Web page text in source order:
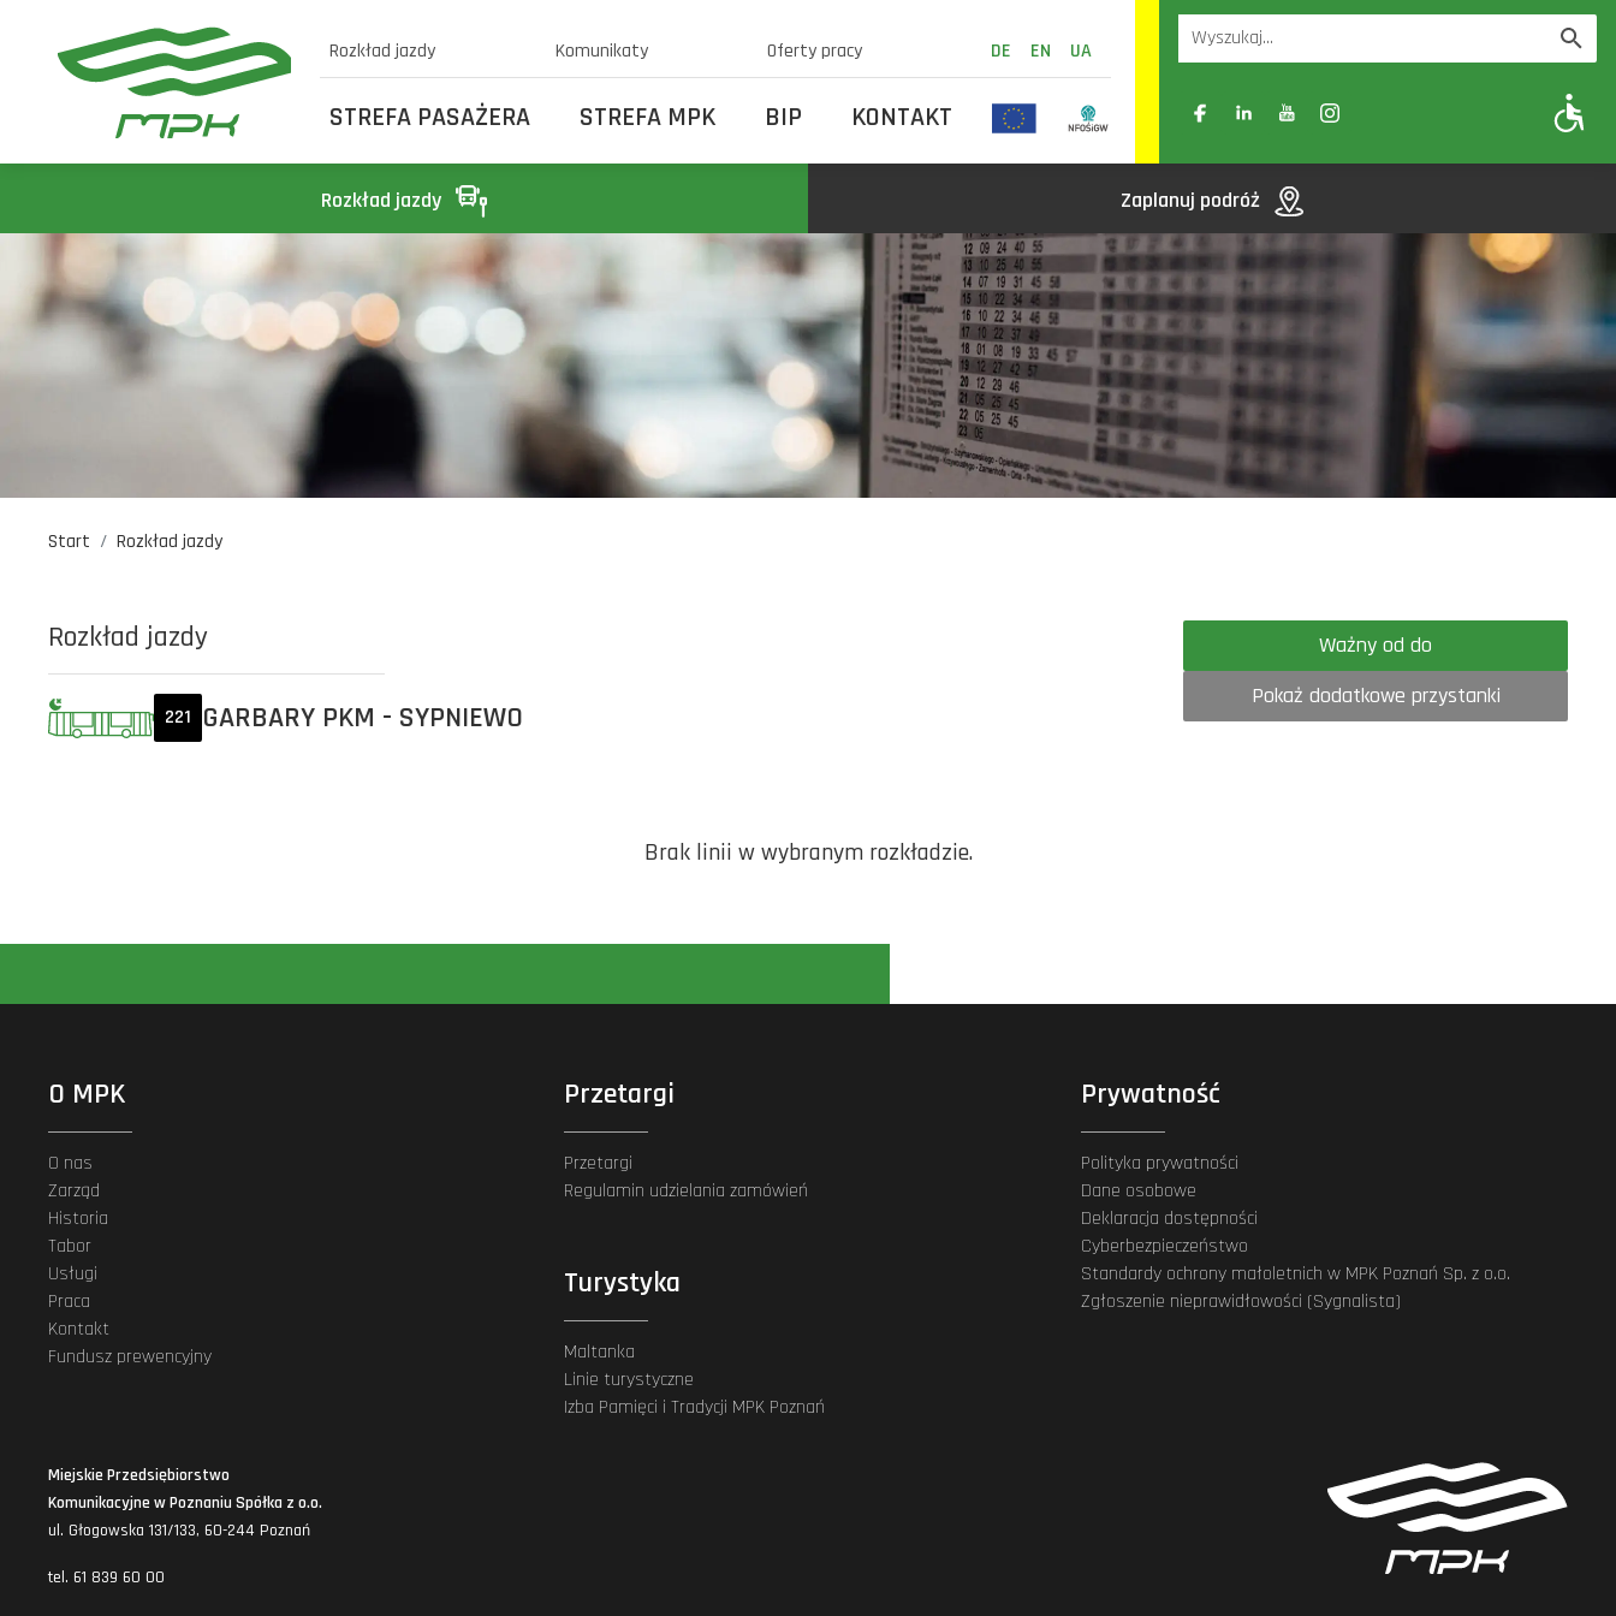
Rozkład jazdy Komunikaty Oferty pracy DE EN UA
STREFA PASAŻERA STREFA MPK BIP KONTAKT A- A A+
Rozkład jazdy Zaplanuj podróż
Start Rozkład jazdy
Rozkład jazdy
221 GARBARY PKM - SYPNIEWO
Ważny od do
Pokaż dodatkowe przystanki
Brak linii w wybranym rozkładzie.
O MPK
O nas
Zarząd
Historia
Tabor
Usługi
Praca
Kontakt
Fundusz prewencyjny
Przetargi
Przetargi
Regulamin udzielania zamówień
Turystyka
Maltanka
Linie turystyczne
Izba Pamięci i Tradycji MPK Poznań
Prywatność
Polityka prywatności
Dane osobowe
Deklaracja dostępności
Cyberbezpieczeństwo
Standardy ochrony małoletnich w MPK Poznań Sp. z o.o.
Zgłoszenie nieprawidłowości (Sygnalista)
Miejskie Przedsiębiorstwo
Komunikacyjne w Poznaniu Spółka z o.o.
ul. Głogowska 131/133, 60-244 Poznań
tel. 61 839 60 00